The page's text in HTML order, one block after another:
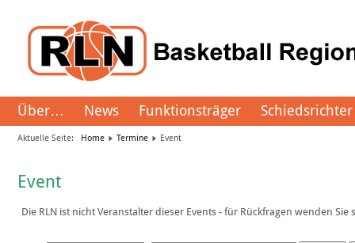
Über… News Funktionsträger Schiedsrichter
Aktuelle Seite: Home Termine Event
Event
Die RLN ist nicht Veranstalter dieser Events - für Rückfragen wenden